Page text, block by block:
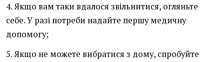
4. Якщо вам таки вдалося звільнитися, огляньте
себе. У разі потреби надайте першу медичну
допомогу;
5. Якщо не можете вибратися з дому, спробуйте